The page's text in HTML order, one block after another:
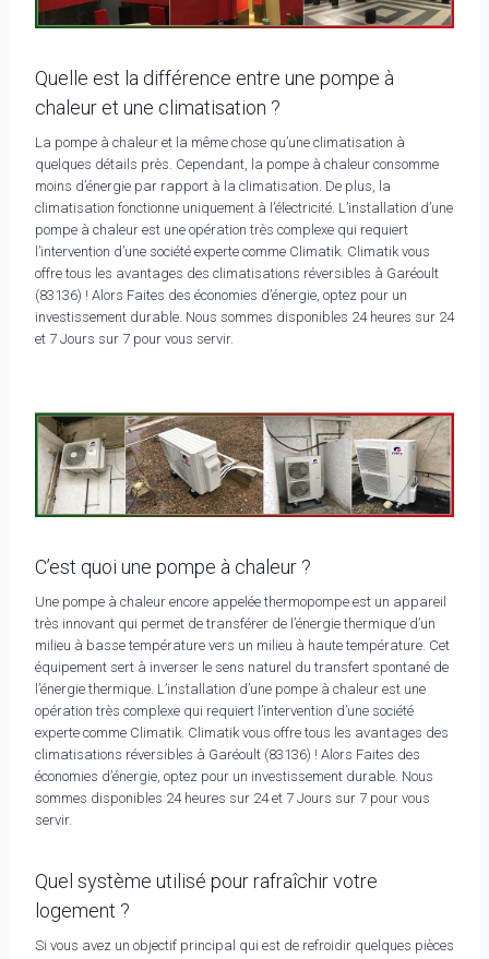
Quelle est la différence entre une pompe à
chaleur et une climatisation ?
La pompe à chaleur et la même chose qu’une climatisation à
quelques détails près. Cependant, la pompe à chaleur consomme
moins d’énergie par rapport à la climatisation. De plus, la
climatisation fonctionne uniquement à l’électricité. L’installation d’une
pompe à chaleur est une opération très complexe qui requiert
l’intervention d’une société experte comme Climatik. Climatik vous
offre tous les avantages des climatisations réversibles à Garéoult
(83136) ! Alors Faites des économies d’énergie, optez pour un
investissement durable. Nous sommes disponibles 24 heures sur 24
et 7 Jours sur 7 pour vous servir.
C’est quoi une pompe à chaleur ?
Une pompe à chaleur encore appelée thermopompe est un appareil
très innovant qui permet de transférer de l’énergie thermique d’un
milieu à basse température vers un milieu à haute température. Cet
équipement sert à inverser le sens naturel du transfert spontané de
l’énergie thermique. L’installation d’une pompe à chaleur est une
opération très complexe qui requiert l’intervention d’une société
experte comme Climatik. Climatik vous offre tous les avantages des
climatisations réversibles à Garéoult (83136) ! Alors Faites des
économies d’énergie, optez pour un investissement durable. Nous
sommes disponibles 24 heures sur 24 et 7 Jours sur 7 pour vous
servir.
Quel système utilisé pour rafraîchir votre
logement ?
Si vous avez un objectif principal qui est de refroidir quelques pièces